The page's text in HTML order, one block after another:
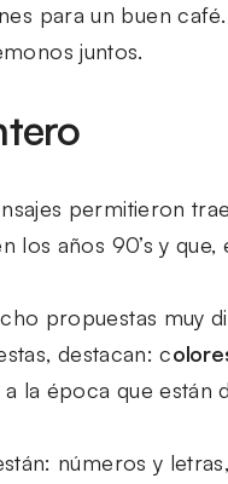
para un buen café.
juntos.
permitieron
los años 90’s y
propuestas muy
destacan: c
la época que están
números y